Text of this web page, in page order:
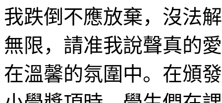
我跌倒不應放棄，沒法
無限，請准我說聲真的
在溫馨的氛圍中。在頒